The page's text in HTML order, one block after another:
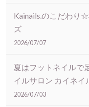
Kainails.のこだわり
ズ
2026/07/07
夏はフットネイルで
イルサロン カイネイ
2026/07/03